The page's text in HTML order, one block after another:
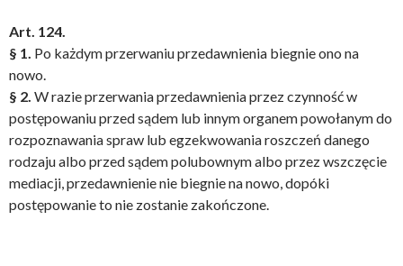
Art. 124.
§ 1. Po każdym przerwaniu przedawnienia biegnie ono na
nowo.
§ 2. W razie przerwania przedawnienia przez czynność w
postępowaniu przed sądem lub innym organem powołanym do
rozpoznawania spraw lub egzekwowania roszczeń danego
rodzaju albo przed sądem polubownym albo przez wszczęcie
mediacji, przedawnienie nie biegnie na nowo, dopóki
postępowanie to nie zostanie zakończone.